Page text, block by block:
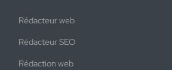
Rédacteur web
Rédacteur SEO
Rédaction web